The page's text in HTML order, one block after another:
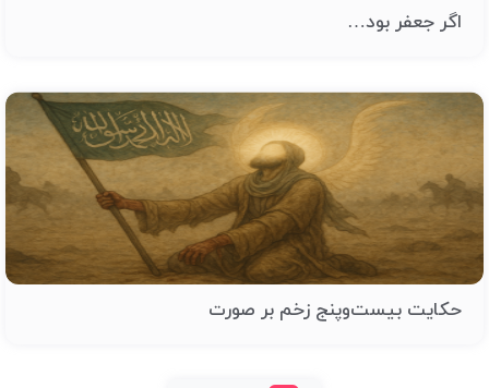
اگر جعفر بود…
حکایت بیست‌وپنج زخم بر صورت